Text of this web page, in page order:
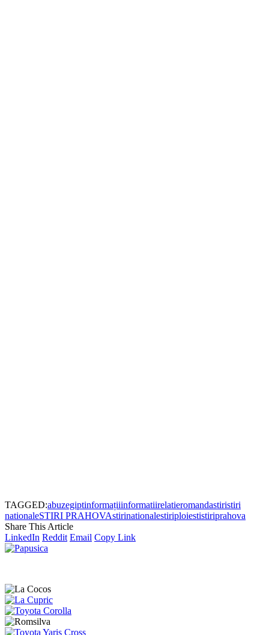
TAGGED:abuzegiptinformațiiinformatiirelatieromandastiristiri
nationaleSTIRI PRAHOVAstirinationalestiriploiestistiriprahova
Share This Article
LinkedIn Reddit Email Copy Link